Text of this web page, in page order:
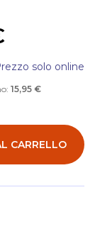
solo online
15,95 €
CARRELLO